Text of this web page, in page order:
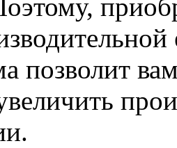
позволит